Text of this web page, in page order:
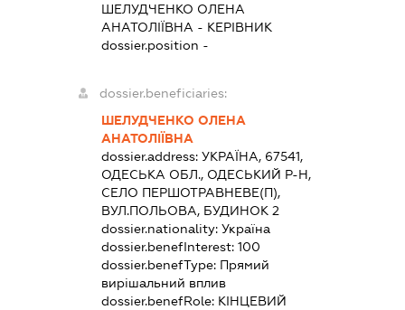
ШЕЛУДЧЕНКО ОЛЕНА
АНАТОЛІЇВНА - КЕРІВНИК
dossier.position -
dossier.beneficiaries:
ШЕЛУДЧЕНКО ОЛЕНА
АНАТОЛІЇВНА
dossier.address: УКРАЇНА, 67541,
ОДЕСЬКА ОБЛ., ОДЕСЬКИЙ Р-Н,
СЕЛО ПЕРШОТРАВНЕВЕ(П),
ВУЛ.ПОЛЬОВА, БУДИНОК 2
dossier.nationality: Україна
dossier.benefInterest: 100
dossier.benefType: Прямий
вирішальний вплив
dossier.benefRole: КІНЦЕВИЙ